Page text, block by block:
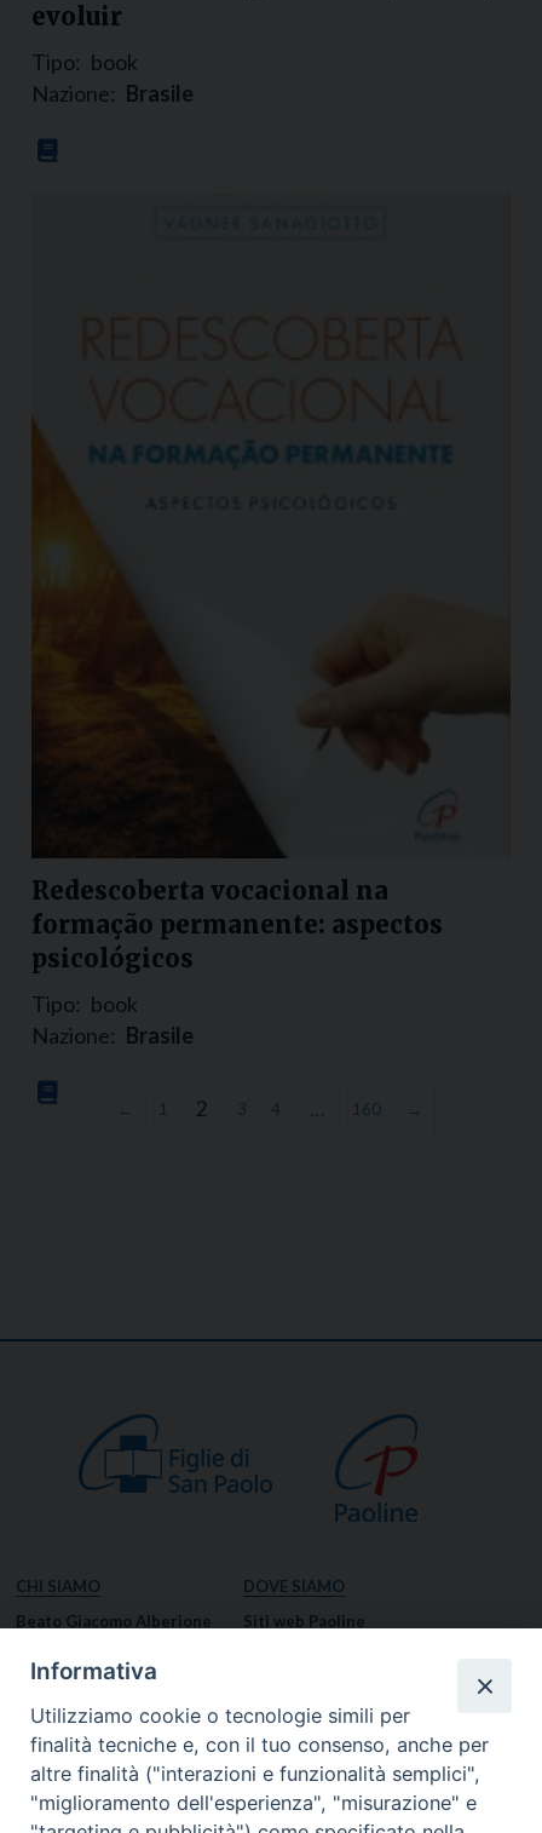
evoluir
Tipo: book
Nazione: Brasile
Redescoberta vocacional na
formação permanente: aspectos
psicológicos
Tipo: book
Nazione: Brasile
← 1 2 3 4 … 160 →
CHI SIAMO
Beato Giacomo Alberione
Missione Paolina
Luoghi delle Origini
Governo Generale
DOVE SIAMO
Siti web Paoline
Notizie dal governo generale
Notizie in breve
RISORSE
Informativa
Utilizziamo cookie o tecnologie simili per
finalità tecniche e, con il tuo consenso, anche per
altre finalità ("interazioni e funzionalità semplici",
"miglioramento dell'esperienza", "misurazione" e